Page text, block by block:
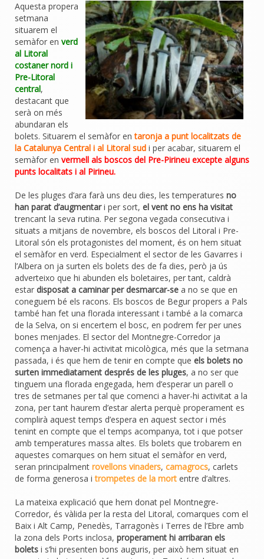
Aquesta propera
setmana
situarem el
semàfor en verd
al Litoral
costaner nord i
Pre-Litoral
central,
destacant que
serà on més
abundaran els
bolets. Situarem el semàfor entaronja a punt localitzats de
la Catalunya Central i al Litoral sud i per acabar, situarem el
semàfor en vermell als boscos del Pre-Pirineu excepte alguns
punts localitats i al Pirineu.
De les pluges d’ara farà uns deu dies, les temperatures no
han parat d’augmentari per sort, el vent no ens ha visitat
trencant la seva rutina. Per segona vegada consecutiva i
situats a mitjans de novembre, els boscos del Litoral i Pre-
Litoral són els protagonistes del moment, és on hem situat
el semàfor en verd. Especialment el sector de les Gavarres i
l’Albera on ja surten els bolets des de fa dies, però ja ús
adverteixo que hi abunden els boletaires, per tant, caldrà
estar disposat a caminar per desmarcar-se a no se que en
coneguem bé els racons. Els boscos de Begur propers a Pals
també han fet una florada interessant i també a la comarca
de la Selva, on si encertem el bosc, en podrem fer per unes
bones menjades. El sector del Montnegre-Corredor ja
comença a haver-hi activitat micològica, més que la setmana
passada, i és que hem de tenir en compte que els bolets no
surten immediatament després de les pluges, a no ser que
tinguem una florada engegada, hem d’esperar un parell o
tres de setmanes per tal que comenci a haver-hi activitat a la
zona, per tant haurem d’estar alerta perquè properament es
complirà aquest temps d’espera en aquest sector i més
tenint en compte que el temps acompanya, tot i que potser
amb temperatures massa altes. Els bolets que trobarem en
aquestes comarques on hem situat el semàfor en verd,
seran principalment rovellons vinaders, camagrocs, carlets
de forma generosa itrompetes de la mort entre d’altres.
La mateixa explicació que hem donat pel Montnegre-
Corredor, és vàlida per la resta del Litoral, comarques com el
Baix i Alt Camp, Penedès, Tarragonès i Terres de l’Ebre amb
la zona dels Ports inclosa, properament hi arribaran els
bolets i s’hi presenten bons auguris, per això hem situat en